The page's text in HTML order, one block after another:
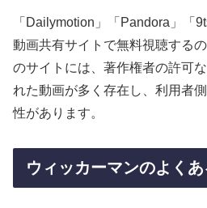
「Dailymotion」「Pandora」「
動画共有サイトで無料視聴する
のサイトには、著作権者の許可
れた動画が多く存在し、利用者
性があります。
ウィッカーマンのよくあ